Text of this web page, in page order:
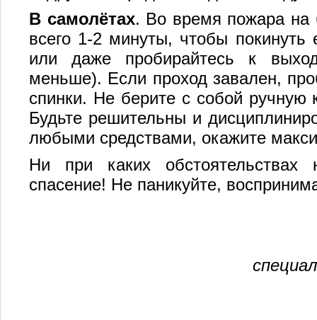
В самолётах. Во время пожара на
всего 1-2 минуты, чтобы покинуть
или даже пробирайтесь к
меньше). Если проход завален,
спинки. Не берите с собой ручную
Будьте решительны и
любыми средствами, окажите
Ни при каких
спасение! Не паникуйте,